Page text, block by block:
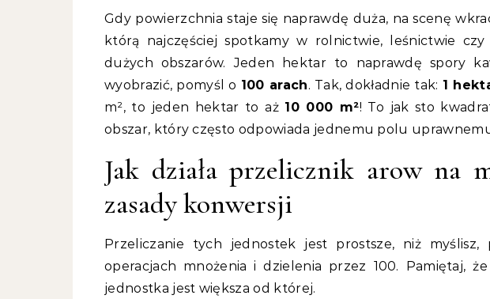
Gdy powierzchnia staje się naprawdę duża, na scenę
którą najczęściej spotkamy w rolnictwie, leśnictwie
dużych obszarów. Jeden hektar to naprawdę spory
wyobrazić, pomyśl o 100 arach. Tak, dokładnie tak: 1
m², to jeden hektar to aż 10 000 m²! To jak sto
obszar, który często odpowiada jednemu polu
Jak działa przelicznik arow na
zasady konwersji
Przeliczanie tych jednostek jest prostsze, niż
operacjach mnożenia i dzielenia przez 100. Pamiętaj,
jednostka jest większa od której.